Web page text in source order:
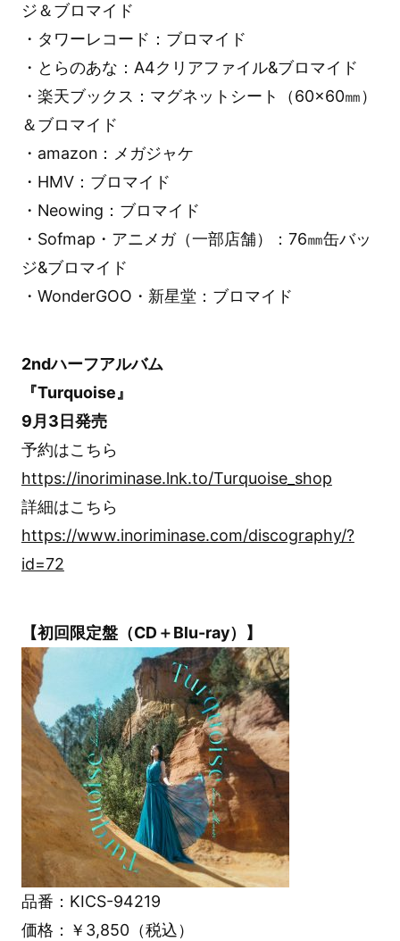
ジ＆ブロマイド
・タワーレコード：ブロマイド
・とらのあな：A4クリアファイル&ブロマイド
・楽天ブックス：マグネットシート（60×60㎜）
＆ブロマイド
・amazon：メガジャケ
・HMV：ブロマイド
・Neowing：ブロマイド
・Sofmap・アニメガ（一部店舗）：76㎜缶バッ
ジ&ブロマイド
・WonderGOO・新星堂：ブロマイド
2ndハーフアルバム
『Turquoise』
9月3日発売
予約はこちら
https://inoriminase.lnk.to/Turquoise_shop
詳細はこちら
https://www.inoriminase.com/discography/?
id=72
【初回限定盤（CD＋Blu-ray）】
品番：KICS-94219
価格：￥3,850（税込）